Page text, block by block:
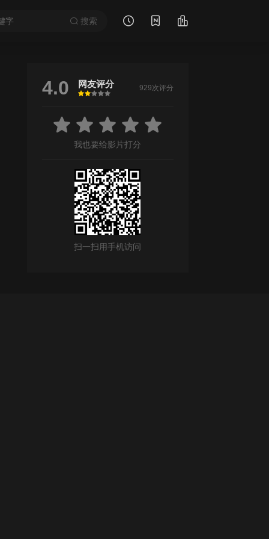
搜索
4.0 网友评分
很差
较差还行推荐力荐
929次评分
我也要给影片打分
扫一扫用手机访问